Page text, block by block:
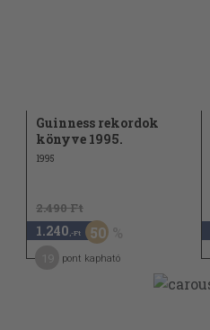
Guinness rekordok
könyve 1995.
1995
2.490 Ft
1.240 ,-Ft 50
pont kapható